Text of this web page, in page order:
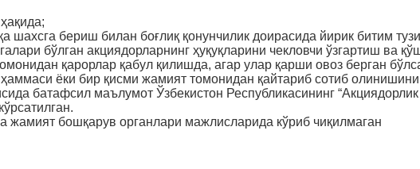
бериш билан боғлиқ қонунчилик доирасида йирик битим
бўлган акциядорларнинг ҳуқуқларини чекловчи ўзгартиш ва
қарорлар қабул қилишда, агар улар қарши овоз берган
ёки бир қисми жамият томонидан қайтариб сотиб
батафсил маълумот Ўзбекистон Республикасининг
жамият бошқарув органлари мажлисларида кўриб чиқилмаган